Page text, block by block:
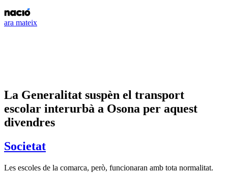
ara mateix
La Generalitat suspèn el transport
escolar interurbà a Osona per aquest
divendres
Societat
Les escoles de la comarca, però, funcionaran amb tota normalitat.